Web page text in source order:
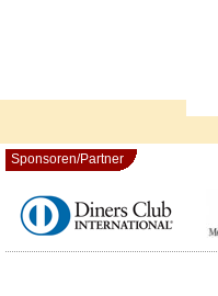
Sponsoren/Partner